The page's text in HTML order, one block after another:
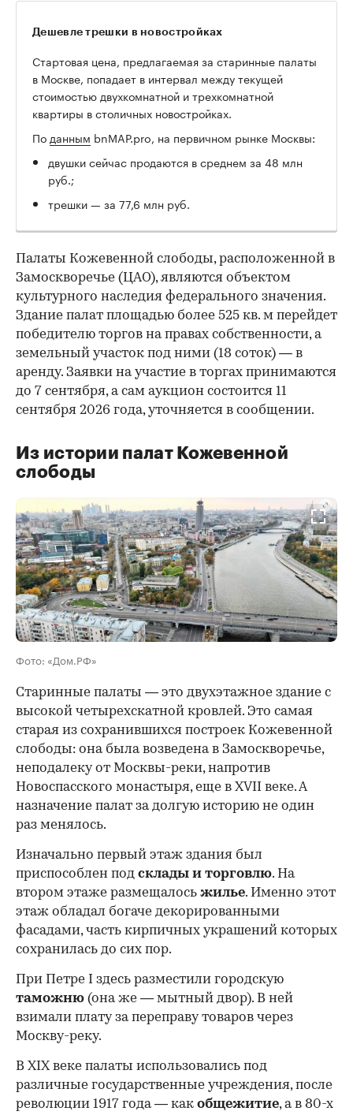
Дешевле трешки в новостройках
Стартовая цена, предлагаемая за старинные палаты
в Москве, попадает в интервал между текущей
стоимостью двухкомнатной и трехкомнатной
квартиры в столичных новостройках.
Поданным bnMAP.pro, на первичном рынке Москвы:
двушки сейчас продаются в среднем за 48 млн
руб.;
трешки — за 77,6 млн руб.
Палаты Кожевенной слободы, расположенной в
Замоскворечье (ЦАО), являются объектом
культурного наследия федерального значения.
Здание палат площадью более 525 кв. м перейдет
победителю торгов на правах собственности, а
земельный участок под ними (18 соток) — в
аренду. Заявки на участие в торгах принимаются
до 7 сентября, а сам аукцион состоится 11
сентября 2026 года, уточняется в сообщении.
00:00 / 00:00
Из истории палат Кожевенной
слободы
Фото: «Дом.РФ»
Старинные палаты — это двухэтажное здание с
высокой четырехскатной кровлей. Это самая
старая из сохранившихся построек Кожевенной
слободы: она была возведена в Замоскворечье,
неподалеку от Москвы-реки, напротив
Новоспасского монастыря, еще в XVII веке. А
назначение палат за долгую историю не один
раз менялось.
Изначально первый этаж здания был
приспособлен под склады и торговлю. На
втором этаже размещалось жилье. Именно этот
этаж обладал богаче декорированными
фасадами, часть кирпичных украшений которых
сохранилась до сих пор.
При Петре I здесь разместили городскую
таможню (она же — мытный двор). В ней
взимали плату за переправу товаров через
Москву-реку.
В XIX веке палаты использовались под
различные государственные учреждения, после
революции 1917 года — как общежитие, а в 80-х